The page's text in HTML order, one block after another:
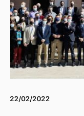
22/02/2022